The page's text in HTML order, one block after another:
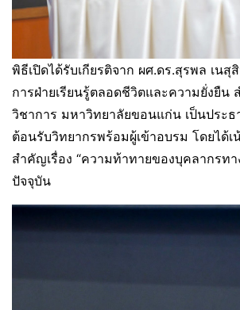
พิธีเปิดได้รับเกียรติจาก ผศ.ดร.สุรพล เนสุ
การฝ่ายเรียนรู้ตลอดชีวิตและความยั่งยืน
วิชาการ มหาวิทยาลัยขอนแก่น เป็นประ
ต้อนรับวิทยากรพร้อมผู้เข้าอบรม โดยได้เ
สำคัญเรื่อง “ความท้าทายของบุคลากรท
ปัจจุบัน